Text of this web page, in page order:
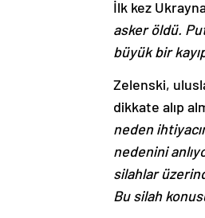
İlk kez
asker öldü.
büyük bir
Zelenski,
dikkate alıp
neden
nedenini
silahlar
Bu silah